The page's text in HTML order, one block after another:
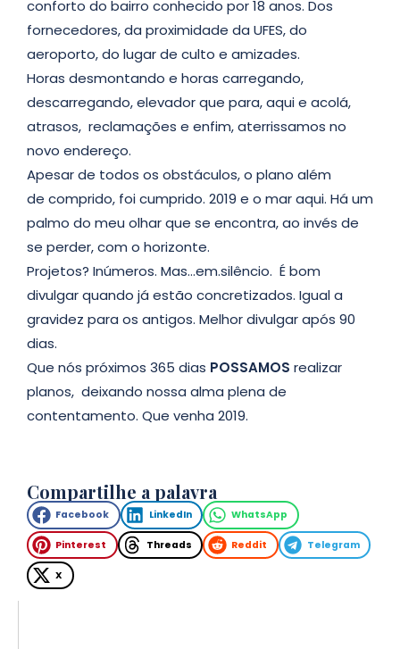
conforto do bairro conhecido por 18 anos. Dos
fornecedores, da proximidade da UFES, do
aeroporto, do lugar de culto e amizades.
Horas desmontando e horas carregando,
descarregando, elevador que para, aqui e acolá,
atrasos, reclamações e enfim, aterrissamos no
novo endereço.
Apesar de todos os obstáculos, o plano além
de comprido, foi cumprido. 2019 e o mar aqui. Há um
palmo do meu olhar que se encontra, ao invés de
se perder, com o horizonte.
Projetos? Inúmeros. Mas…em.silêncio. É bom
divulgar quando já estão concretizados. Igual a
gravidez para os antigos. Melhor divulgar após 90
dias.
Que nós próximos 365 dias POSSAMOS realizar
planos, deixando nossa alma plena de
contentamento. Que venha 2019.
Compartilhe a palavra
Facebook LinkedIn WhatsApp
Pinterest Threads Reddit Telegram
X